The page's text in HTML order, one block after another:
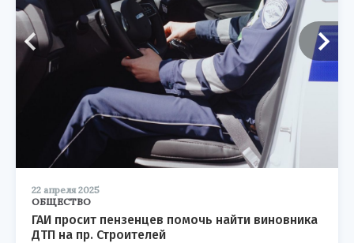
22 апреля 2025
ОБЩЕСТВО
ГАИ просит пензенцев помочь найти виновника
ДТП на пр. Строителей